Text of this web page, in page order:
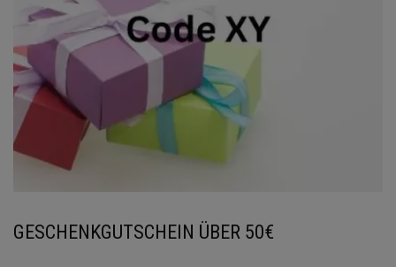
GESCHENKGUTSCHEIN ÜBER 50€